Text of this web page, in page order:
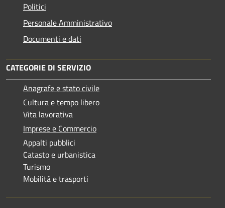
Politici
Personale Amministrativo
Documenti e dati
CATEGORIE DI SERVIZIO
Anagrafe e stato civile
Cultura e tempo libero
Vita lavorativa
Imprese e Commercio
Appalti pubblici
Catasto e urbanistica
Turismo
Mobilità e trasporti